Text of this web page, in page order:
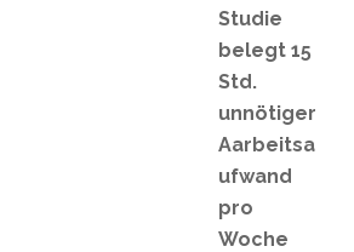
Studie
belegt 15
Std.
unnötiger
Aarbeitsa
ufwand
pro
Woche